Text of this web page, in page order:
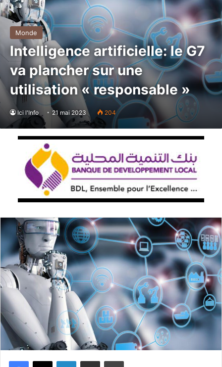
Monde
Intelligence artificielle: le G7
va plancher sur une
utilisation « responsable »
Ici l'Info 21 mai 2023 204